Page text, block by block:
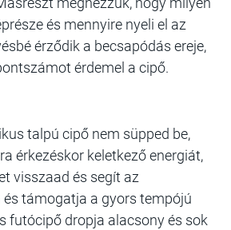
és mennyire nyeli el az
érződik a becsapódás ereje,
érdemel a cipő.
talpú cipő nem süpped be,
érkezéskor keletkező energiát,
visszaad és segít az
támogatja a gyors tempójú
futócipő dropja alacsony és sok